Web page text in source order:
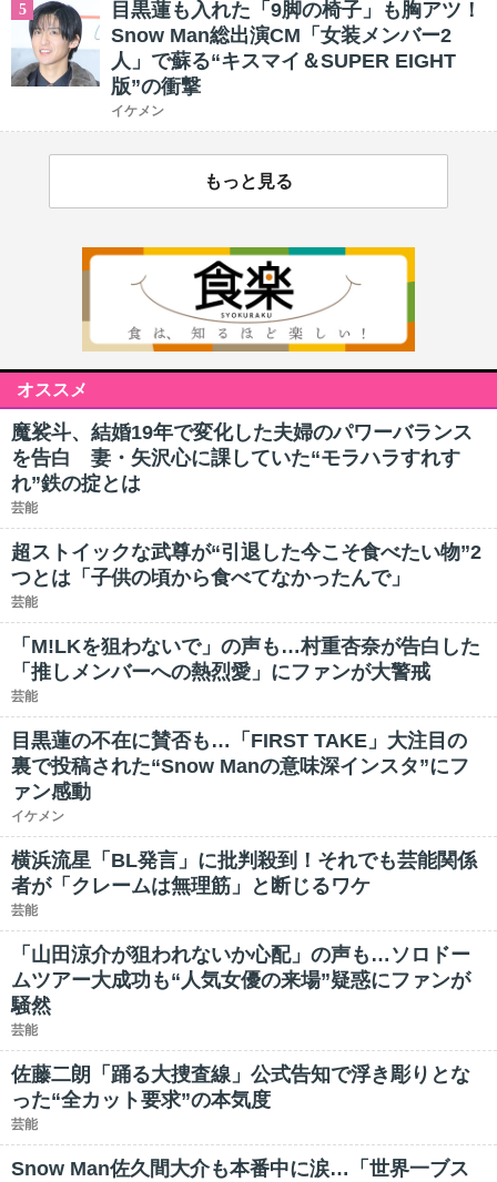
5
目黒蓮も入れた「9脚の椅子」も胸アツ！
Snow Man総出演CM「女装メンバー2
人」で蘇る“キスマイ＆SUPER EIGHT
版”の衝撃
イケメン
もっと見る
オススメ
魔裟斗、結婚19年で変化した夫婦のパワーバランス
を告白 妻・矢沢心に課していた“モラハラすれす
れ”鉄の掟とは
芸能
超ストイックな武尊が“引退した今こそ食べたい物”2
つとは「子供の頃から食べてなかったんで」
芸能
「M!LKを狙わないで」の声も…村重杏奈が告白した
「推しメンバーへの熱烈愛」にファンが大警戒
芸能
目黒蓮の不在に賛否も…「FIRST TAKE」大注目の
裏で投稿された“Snow Manの意味深インスタ”にフ
ァン感動
イケメン
横浜流星「BL発言」に批判殺到！それでも芸能関係
者が「クレームは無理筋」と断じるワケ
芸能
「山田涼介が狙われないか心配」の声も…ソロドー
ムツアー大成功も“人気女優の来場”疑惑にファンが
騒然
芸能
佐藤二朗「踊る大捜査線」公式告知で浮き彫りとな
った“全カット要求”の本気度
芸能
Snow Man佐久間大介も本番中に涙…「世界一ブス